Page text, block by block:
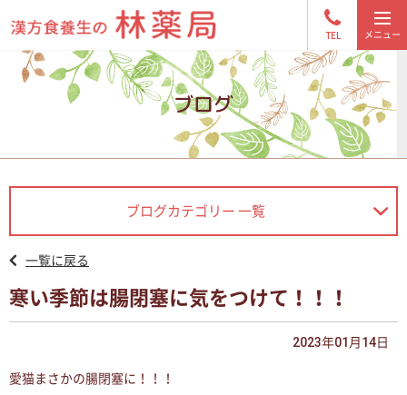
TEL
ブログ
ブログカテゴリー 一覧
一覧に戻る
寒い季節は腸閉塞に気をつけて！！！
2023年01月14日
愛猫まさかの腸閉塞に！！！